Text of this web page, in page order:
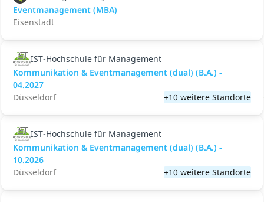
Eventmanagement (MBA)
Eisenstadt
IST-Hochschule für Management
Kommunikation & Eventmanagement (dual) (B.A.) -
04.2027
Düsseldorf
+10 weitere Standorte
IST-Hochschule für Management
Kommunikation & Eventmanagement (dual) (B.A.) -
10.2026
Düsseldorf
+10 weitere Standorte